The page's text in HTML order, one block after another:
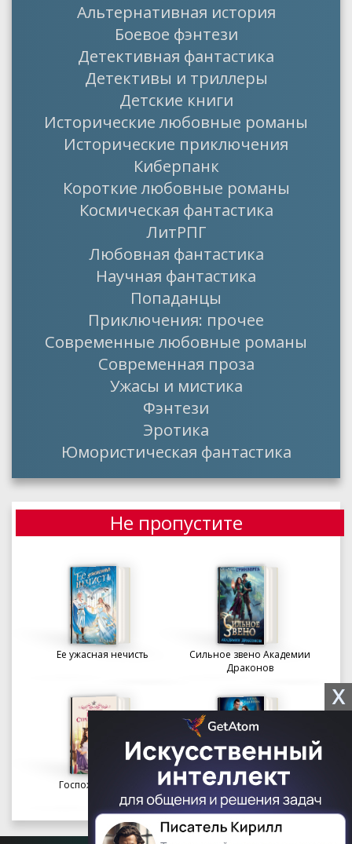
Альтернативная история
Боевое фэнтези
Детективная фантастика
Детективы и триллеры
Детские книги
Исторические любовные романы
Исторические приключения
Киберпанк
Короткие любовные романы
Космическая фантастика
ЛитРПГ
Любовная фантастика
Научная фантастика
Попаданцы
Приключения: прочее
Современные любовные романы
Современная проза
Ужасы и мистика
Фэнтези
Эротика
Юмористическая фантастика
Не пропустите
Ее ужасная нечисть
Сильное звено Академии
Драконов
Госпожа портниха
Осколки вечности в
Академии Судьбы
X